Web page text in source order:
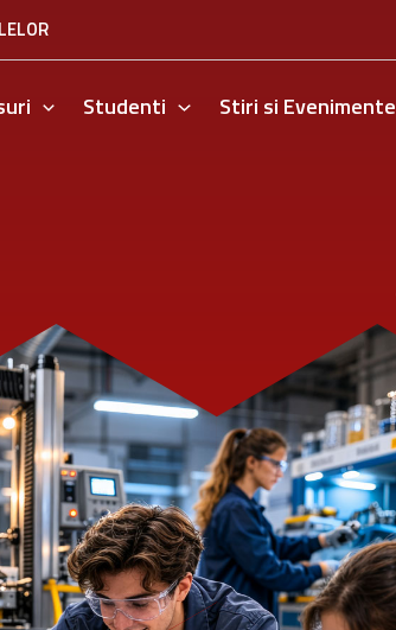
Studenti
Stiri si Evenimente